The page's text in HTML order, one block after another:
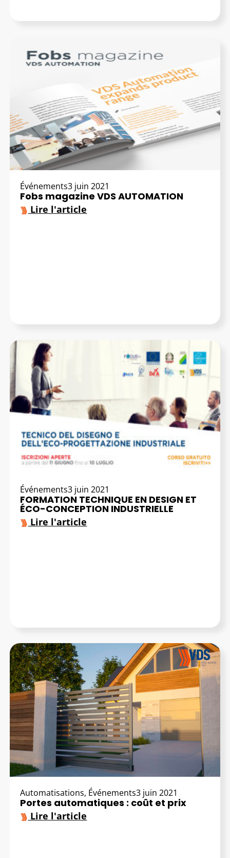
Événements3 juin 2021
Fobs magazine VDS AUTOMATION
Lire l'article
Événements3 juin 2021
FORMATION TECHNIQUE EN DESIGN ET
ÉCO-CONCEPTION INDUSTRIELLE
Lire l'article
Automatisations, Événements3 juin 2021
Portes automatiques : coût et prix
Lire l'article